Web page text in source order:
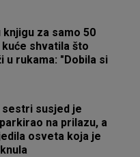
knjigu za samo 50
shvatila što
u rukama: "Dobila si
susjed je
na prilazu, a
osveta koja je